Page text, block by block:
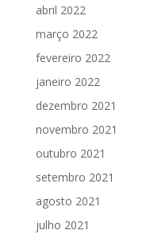
abril 2022
março 2022
fevereiro 2022
janeiro 2022
dezembro 2021
novembro 2021
outubro 2021
setembro 2021
agosto 2021
julho 2021